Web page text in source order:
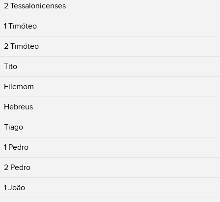
2 Tessalonicenses
1 Timóteo
2 Timóteo
Tito
Filemom
Hebreus
Tiago
1 Pedro
2 Pedro
1 João